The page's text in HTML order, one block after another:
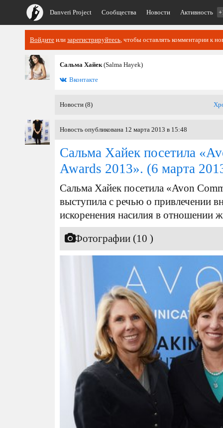
Danveri Project Сообщества Новости Активность
Войдите или зарегистрируйтесь, чтобы оставлять комментарии к
Сальма Хайек(Salma Hayek)
Вконтакте
Новости (8)
Новость опубликована 12 марта 2013 в 15:48
Сальма Хайек посетила
Awards 2013». (6 марта
Сальма Хайек посетила «Avon
выступила с речью о привлечении
искоренения насилия в
Фотографии (10 )